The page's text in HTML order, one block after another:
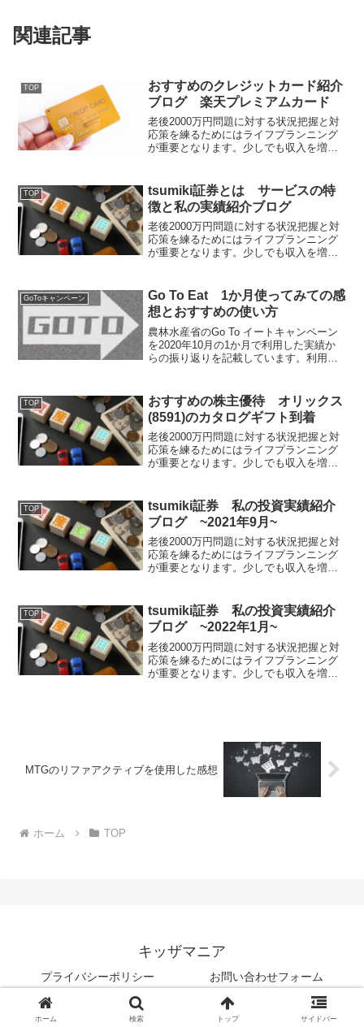
関連記事
TOP
おすすめのクレジットカード紹介
ブログ 楽天プレミアムカード
老後2000万円問題に対する状況把握と対
応策を練るためにはライフプランニング
が重要となります。少しでも収入を増や
が大きい楽天プレミアムカードのメリッ
トデメリットを含めてブログでご紹介し
ます。
TOP
tsumiki証券とは サービスの特
徴と私の実績紹介ブログ
老後2000万円問題に対する状況把握と対
応策を練るためにはライフプランニング
が重要となります。少しでも収入を増や
きるつみき証券のサービスの特徴と私の
実績をブログでご紹介します。
GoToキャンペーン
Go To Eat 1か月使ってみての感
想とおすすめの使い方
農林水産省のGo To イートキャンペーン
を2020年10月の1か月で利用した実績か
らの振り返りを記載しています。利用の
記載しているので参考にしていただける
と幸いです。
TOP
おすすめの株主優待 オリックス
(8591)のカタログギフト到着
老後2000万円問題に対する状況把握と対
応策を練るためにはライフプランニング
が重要となります。少しでも収入を増や
(8591)のカタログギフトが到着したので
ブログでご紹介します。
TOP
tsumiki証券 私の投資実績紹介
ブログ ~2021年9月~
老後2000万円問題に対する状況把握と対
応策を練るためにはライフプランニング
が重要となります。少しでも収入を増や
きるつみき証券での私の2021年9月での実
績をブログでご紹介します。
TOP
tsumiki証券 私の投資実績紹介
ブログ ~2022年1月~
老後2000万円問題に対する状況把握と対
応策を練るためにはライフプランニング
が重要となります。少しでも収入を増や
MTGのリファアクティブを使用した感想
ホーム TOP
キッザマニア
プライバシーポリシー お問い合わせフォーム
© 2020 キッザマニア.
ホーム 検索 トップ サイドバー